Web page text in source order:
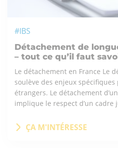
#IBS
Détachement de
– tout ce qu’il faut
Le détachement en France Le
soulève des enjeux
étrangers. Le détachement
implique le respect d’un cadre
ÇA M'INTÉRESSE